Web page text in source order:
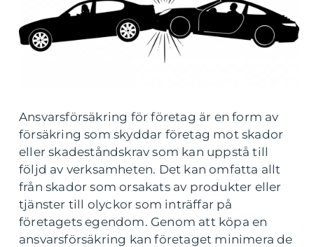
Ansvarsförsäkring för företag är en form av
försäkring som skyddar företag mot skador
eller skadeståndskrav som kan uppstå till
följd av verksamheten. Det kan omfatta allt
från skador som orsakats av produkter eller
tjänster till olyckor som inträffar på
företagets egendom. Genom att köpa en
ansvarsförsäkring kan företaget minimera de